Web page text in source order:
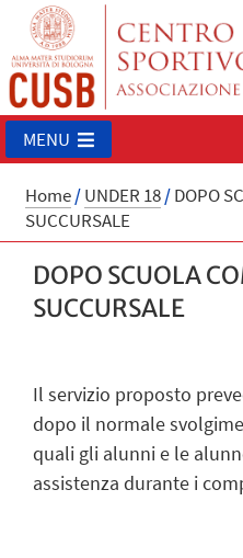
MENU
Home/UNDER 18/DOPO
SUCCURSALE
DOPO SCUOLA
SUCCURSALE
Il servizio proposto
dopo il normale
quali gli alunni e le
assistenza durante i